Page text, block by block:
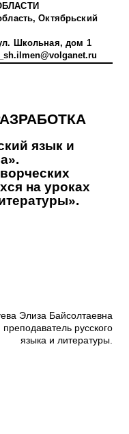
Октябрьский
Школьная, дом 1
.ru
язык и
на уроках
Элиза Байсолтаевна
русского
языка и литературы.